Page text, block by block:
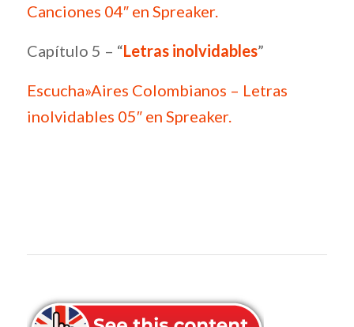
Canciones 04″ en Spreaker.
Capítulo 5 – “Letras inolvidables”
Escucha»Aires Colombianos – Letras
inolvidables 05″ en Spreaker.